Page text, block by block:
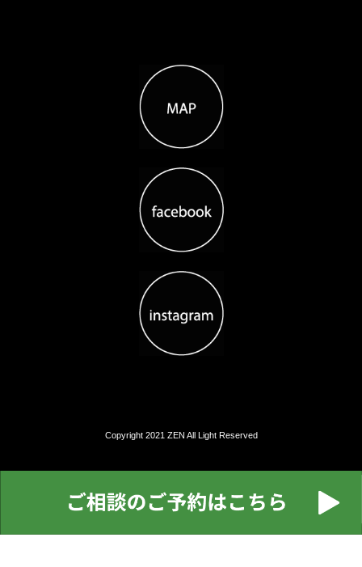
Copyright 2021 ZEN All Light Reserved